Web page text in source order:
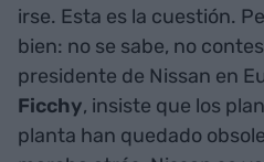
irse. Esta es la cuestión.
bien: no se sabe, no
presidente de Nissan en
Ficchy, insiste que los
planta han quedado